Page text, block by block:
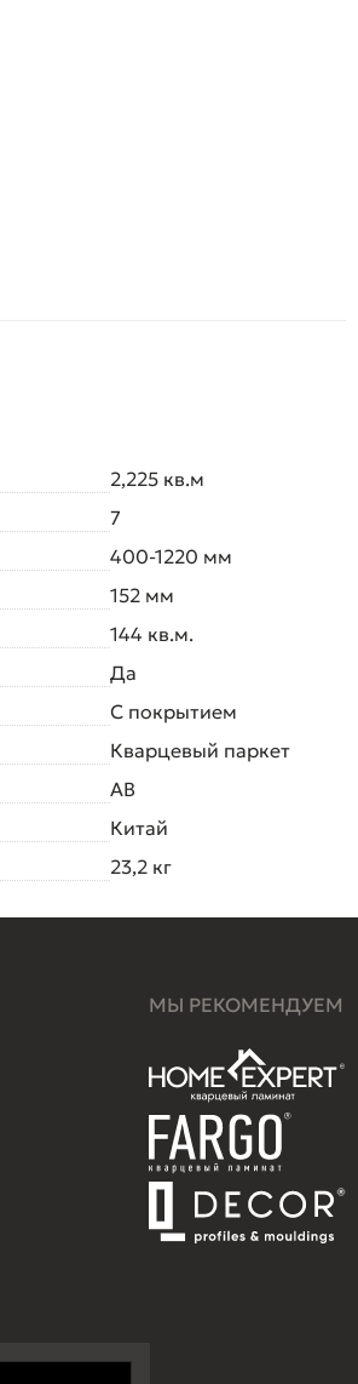
2,225 кв.м
7
400-1220 мм
152 мм
144 кв.м.
Да
С покрытием
Кварцевый паркет
AB
Китай
23,2 кг
МЫ РЕКОМЕНДУЕМ